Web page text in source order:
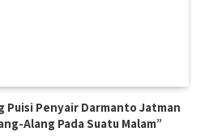
Puisi Penyair Darmanto Jatman
Alang Pada Suatu Malam”